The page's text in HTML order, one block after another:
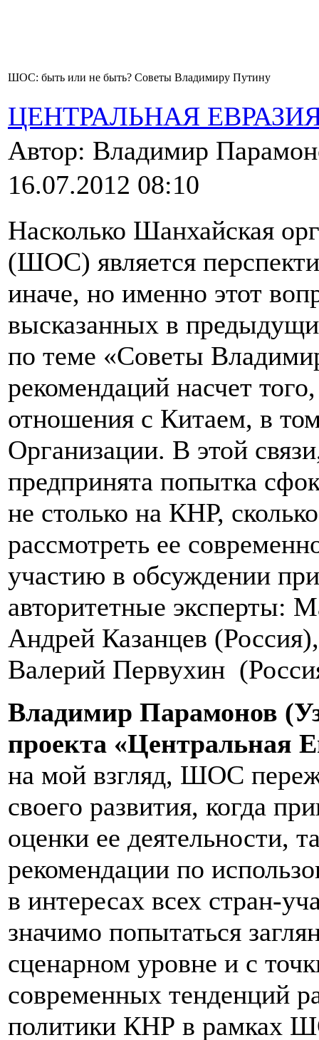
ШОС: быть или не быть? Советы Владимиру Путину
ЦЕНТРАЛЬНАЯ
Автор: Владимир
16.07.2012 08:10
Насколько Шанхайская
(ШОС) является
иначе, но именно этот
высказанных в
по теме «Советы
рекомендаций насчет
отношения с Китаем, в
Организации. В этой
предпринята попытка
не столько на КНР,
рассмотреть ее
участию в обсуждении
авторитетные эксперты:
Андрей Казанцев
Валерий Первухин
Владимир Парамонов
проекта «Центральная
на мой взгляд, ШОС
своего развития, когда
оценки ее деятельности,
рекомендации по
в интересах всех стран-
значимо попытаться
сценарном уровне и с
современных тенденций
политики КНР в рамках